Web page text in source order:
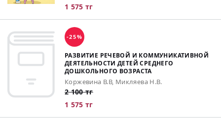
1 575 тг
-25%
РАЗВИТИЕ РЕЧЕВОЙ И КОММУНИКАТИВНОЙ
ДЕЯТЕЛЬНОСТИ ДЕТЕЙ СРЕДНЕГО
ДОШКОЛЬНОГО ВОЗРАСТА
Коржевина В.В, Микляева Н.В.
2 100 тг
1 575 тг